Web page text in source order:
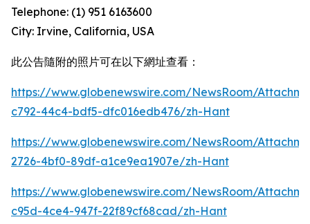
Telephone: (1) 951 6163600
City: Irvine, California, USA
此公告隨附的照片可在以下網址查看：
https://www.globenewswire.com/NewsRoom/
c792-44c4-bdf5-dfc016edb476/zh-Hant
https://www.globenewswire.com/NewsRoom/
2726-4bf0-89df-a1ce9ea1907e/zh-Hant
https://www.globenewswire.com/NewsRoom/
c95d-4ce4-947f-22f89cf68cad/zh-Hant